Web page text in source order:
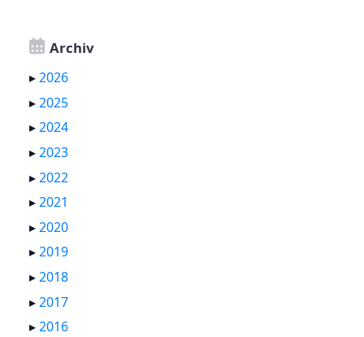
Archiv
▸2026
▸2025
▸2024
▸2023
▸2022
▸2021
▸2020
▸2019
▸2018
▸2017
▸2016